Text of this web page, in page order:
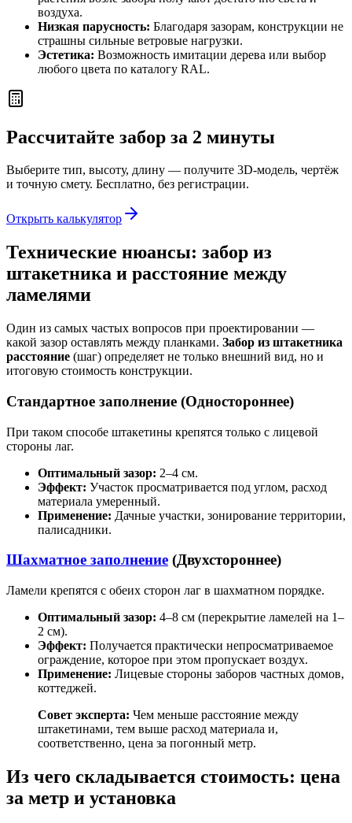
воздуха.
Низкая парусность: Благодаря зазорам, конструкции не
страшны сильные ветровые нагрузки.
Эстетика: Возможность имитации дерева или выбор
любого цвета по каталогу RAL.
Рассчитайте забор за 2 минуты
Выберите тип, высоту, длину — получите 3D-модель, чертёж
и точную смету. Бесплатно, без регистрации.
Открыть калькулятор
Технические нюансы: забор из
штакетника и расстояние между
ламелями
Один из самых частых вопросов при проектировании —
какой зазор оставлять между планками. Забор из штакетника
расстояние (шаг) определяет не только внешний вид, но и
итоговую стоимость конструкции.
Стандартное заполнение (Одностороннее)
При таком способе штакетины крепятся только с лицевой
стороны лаг.
Оптимальный зазор: 2–4 см.
Эффект: Участок просматривается под углом, расход
материала умеренный.
Применение: Дачные участки, зонирование территории,
палисадники.
Шахматное заполнение (Двухстороннее)
Ламели крепятся с обеих сторон лаг в шахматном порядке.
Оптимальный зазор: 4–8 см (перекрытие ламелей на 1–
2 см).
Эффект: Получается практически непросматриваемое
ограждение, которое при этом пропускает воздух.
Применение: Лицевые стороны заборов частных домов,
коттеджей.
Совет эксперта: Чем меньше расстояние между
штакетинами, тем выше расход материала и,
соответственно, цена за погонный метр.
Из чего складывается стоимость: цена
за метр и установка